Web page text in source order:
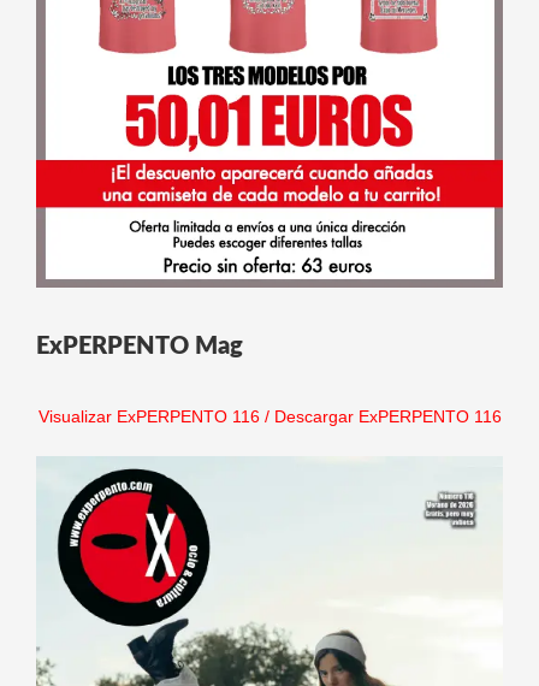
ExPERPENTO Mag
Visualizar ExPERPENTO 116/ Descargar ExPERPENTO 116